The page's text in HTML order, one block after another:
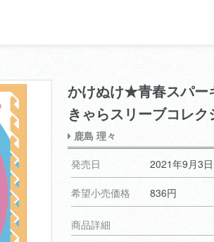
かけぬけ★青春スパー
きゃらスリーブコレ
鹿島 理々
発売日
2021年9月3日
希望小売価格 836円
商品詳細